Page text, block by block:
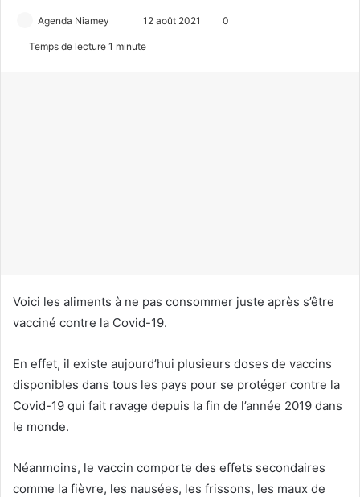
Agenda Niamey
n
l
12 août 2021 0
Temps de lecture 1 minute
Voici les aliments à ne pas consommer juste après s’être
vacciné contre la Covid-19.
En effet, il existe aujourd’hui plusieurs doses de vaccins
disponibles dans tous les pays pour se protéger contre la
Covid-19 qui fait ravage depuis la fin de l’année 2019 dans
le monde.
Néanmoins, le vaccin comporte des effets secondaires
comme la fièvre, les nausées, les frissons, les maux de